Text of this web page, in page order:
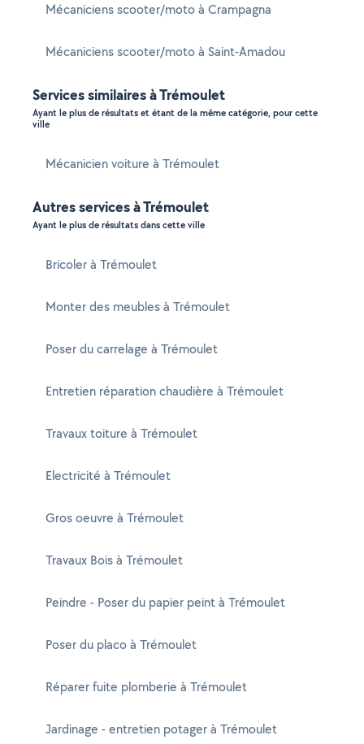
Mécaniciens scooter/moto à Crampagna
Mécaniciens scooter/moto à Saint-Amadou
Services similaires à Trémoulet
Ayant le plus de résultats et étant de la même catégorie, pour cette
ville
Mécanicien voiture à Trémoulet
Autres services à Trémoulet
Ayant le plus de résultats dans cette ville
Bricoler à Trémoulet
Monter des meubles à Trémoulet
Poser du carrelage à Trémoulet
Entretien réparation chaudière à Trémoulet
Travaux toiture à Trémoulet
Electricité à Trémoulet
Gros oeuvre à Trémoulet
Travaux Bois à Trémoulet
Peindre - Poser du papier peint à Trémoulet
Poser du placo à Trémoulet
Réparer fuite plomberie à Trémoulet
Jardinage - entretien potager à Trémoulet